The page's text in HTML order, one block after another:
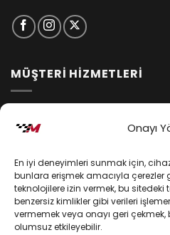
Onayı
En iyi deneyimleri sunmak için,
bunlara erişmek amacıyla çerezler
teknolojilere izin vermek, bu sitedeki
benzersiz kimlikler gibi verileri
vermemek veya onayı geri çekmek,
olumsuz etkileyebilir.
MÜŞTERİ HİZMETLERİ
Kişisel Verilerin Korunması
Mesafeli Satış Sözleşmesi